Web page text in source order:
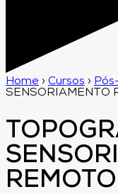
Home › Cursos ›
SENSORIAMENTO
REMOTO